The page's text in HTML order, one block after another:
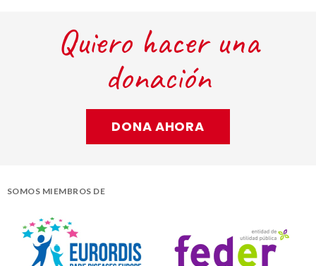
Quiero hacer una
donación
DONA AHORA
SOMOS MIEMBROS DE